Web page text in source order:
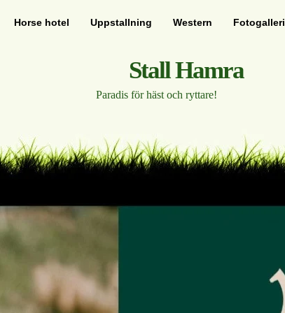
Horse hotel Uppstallning Western Fotogalleri
Stall Hamra
Paradis för häst och ryttare!